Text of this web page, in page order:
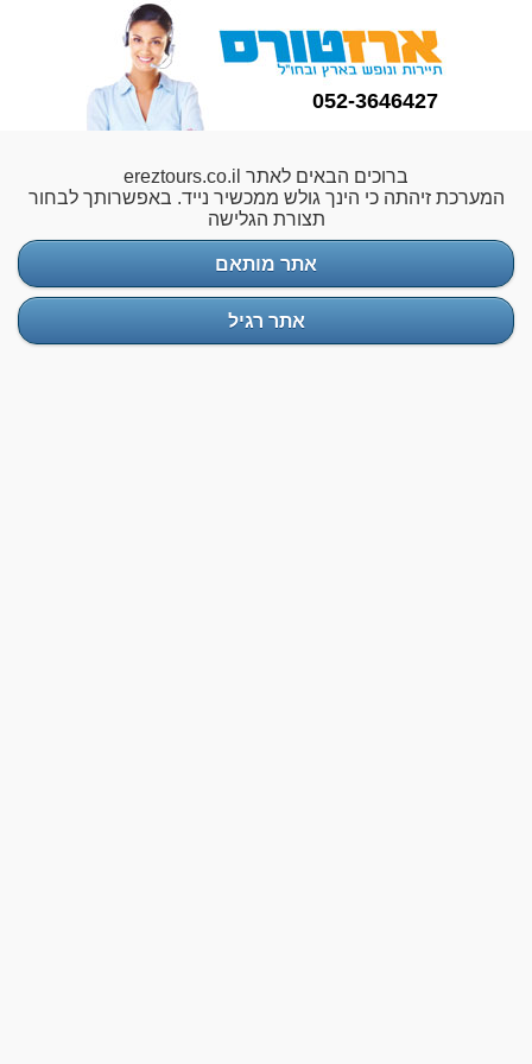
052-3646427
ברוכים הבאים לאתר ereztours.co.il
המערכת זיהתה כי הינך גולש ממכשיר נייד. באפשרותך לבחור
תצורת הגלישה
אתר מותאם
אתר רגיל